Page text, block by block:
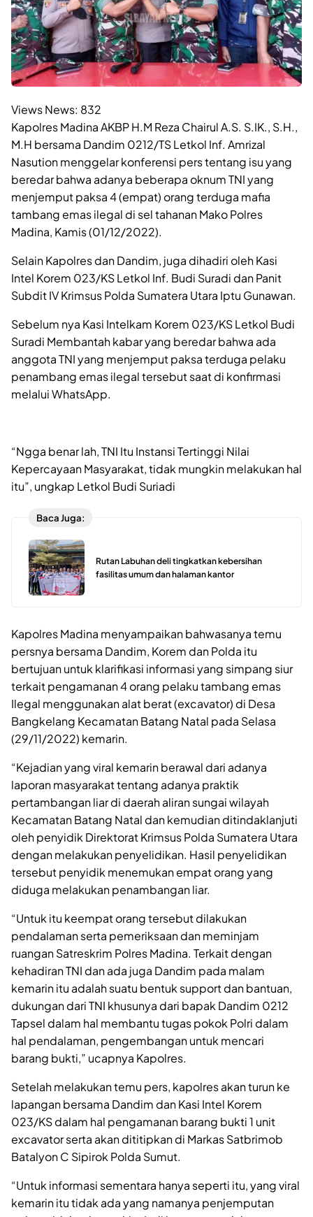
Views News: 832
Kapolres Madina AKBP H.M Reza Chairul A.S. S.IK., S.H.,
M.H bersama Dandim 0212/TS Letkol Inf. Amrizal
Nasution menggelar konferensi pers tentang isu yang
beredar bahwa adanya beberapa oknum TNI yang
menjemput paksa 4 (empat) orang terduga mafia
tambang emas ilegal di sel tahanan Mako Polres
Madina, Kamis (01/12/2022).
Selain Kapolres dan Dandim, juga dihadiri oleh Kasi
Intel Korem 023/KS Letkol Inf. Budi Suradi dan Panit
Subdit IV Krimsus Polda Sumatera Utara Iptu Gunawan.
Sebelum nya Kasi Intelkam Korem 023/KS Letkol Budi
Suradi Membantah kabar yang beredar bahwa ada
anggota TNI yang menjemput paksa terduga pelaku
penambang emas ilegal tersebut saat di konfirmasi
melalui WhatsApp.
“Ngga benar lah, TNI Itu Instansi Tertinggi Nilai
Kepercayaan Masyarakat, tidak mungkin melakukan hal
itu”, ungkap Letkol Budi Suriadi
Baca Juga:
Rutan Labuhan deli tingkatkan kebersihan
fasilitas umum dan halaman kantor
Kapolres Madina menyampaikan bahwasanya temu
persnya bersama Dandim, Korem dan Polda itu
bertujuan untuk klarifikasi informasi yang simpang siur
terkait pengamanan 4 orang pelaku tambang emas
Ilegal menggunakan alat berat (excavator) di Desa
Bangkelang Kecamatan Batang Natal pada Selasa
(29/11/2022) kemarin.
“Kejadian yang viral kemarin berawal dari adanya
laporan masyarakat tentang adanya praktik
pertambangan liar di daerah aliran sungai wilayah
Kecamatan Batang Natal dan kemudian ditindaklanjuti
oleh penyidik Direktorat Krimsus Polda Sumatera Utara
dengan melakukan penyelidikan. Hasil penyelidikan
tersebut penyidik menemukan empat orang yang
diduga melakukan penambangan liar.
“Untuk itu keempat orang tersebut dilakukan
pendalaman serta pemeriksaan dan meminjam
ruangan Satreskrim Polres Madina. Terkait dengan
kehadiran TNI dan ada juga Dandim pada malam
kemarin itu adalah suatu bentuk support dan bantuan,
dukungan dari TNI khusunya dari bapak Dandim 0212
Tapsel dalam hal membantu tugas pokok Polri dalam
hal pendalaman, pengembangan untuk mencari
barang bukti,” ucapnya Kapolres.
Setelah melakukan temu pers, kapolres akan turun ke
lapangan bersama Dandim dan Kasi Intel Korem
023/KS dalam hal pengamanan barang bukti 1 unit
excavator serta akan dititipkan di Markas Satbrimob
Batalyon C Sipirok Polda Sumut.
“Untuk informasi sementara hanya seperti itu, yang viral
kemarin itu tidak ada yang namanya penjemputan